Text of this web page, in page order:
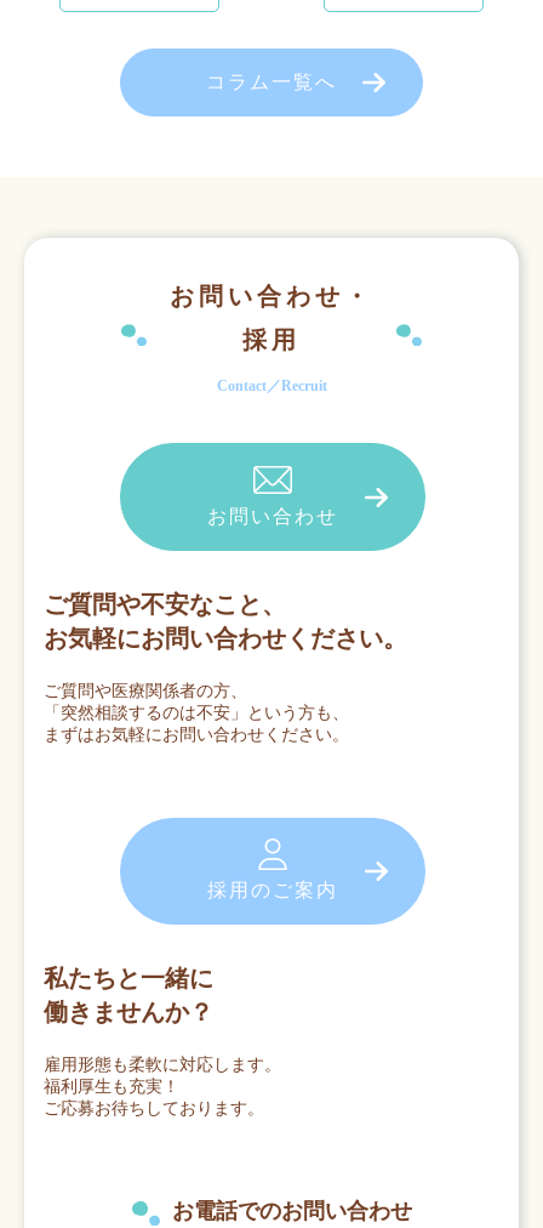
コラム一覧へ
お問い合わせ・
採用
Contact／Recruit
お問い合わせ
ご質問や不安なこと、
お気軽にお問い合わせください。
ご質問や医療関係者の方、
「突然相談するのは不安」という方も、
まずはお気軽にお問い合わせください。
採用のご案内
私たちと一緒に
働きませんか？
雇用形態も柔軟に対応します。
福利厚生も充実！
ご応募お待ちしております。
お電話でのお問い合わせ